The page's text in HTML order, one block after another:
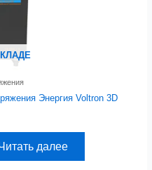
Энергия Voltron 3D
далее